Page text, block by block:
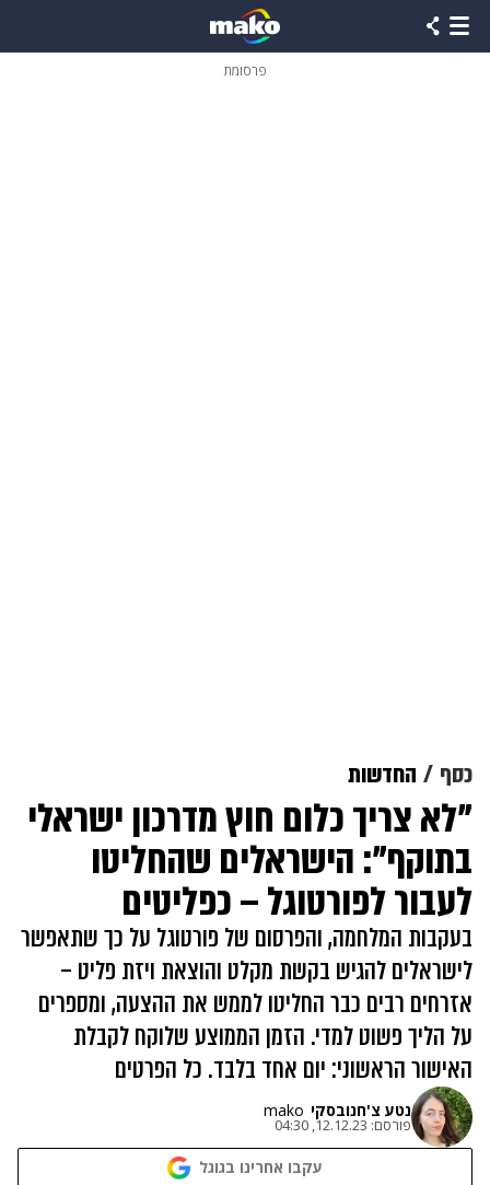
פרסומת
כסף החדשות
"לא צריך כלום חוץ מדרכון ישראלי
בתוקף": הישראלים שהחליטו
לעבור לפורטוגל – כפליטים
בעקבות המלחמה, והפרסום של פורטוגל על כך שתאפשר
לישראלים להגיש בקשת מקלט והוצאת ויזת פליט –
אזרחים רבים כבר החליטו לממש את ההצעה, ומספרים
על הליך פשוט למדי. הזמן הממוצע שלוקח לקבלת
האישור הראשוני: יום אחד בלבד. כל הפרטים
נטע צ'חנובסקי mako
פורסם: 12.12.23, 04:30
עקבו אחרינו בגוגל